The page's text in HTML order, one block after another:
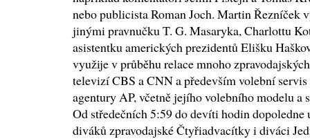
nebo publicista Roman Joch. Martin Řezníček
jinými pravnučku T. G. Masaryka, Charlottu
asistentku amerických prezidentů Elišku
využije v průběhu relace mnoho
televizí CBS a CNN a především volební
agentury AP, včetně jejího volebního modelu a
Od středečních 5:59 do devíti hodin
diváků zpravodajské Čtyřiadvacítky i diváci